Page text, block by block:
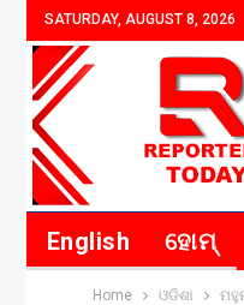
SATURDAY, AUGUST 8, 2026
English ହୋମ୍
Home ଓଡିଶା